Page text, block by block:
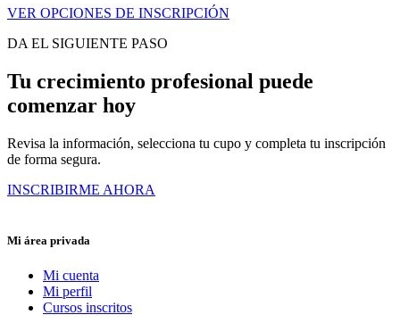
VER OPCIONES DE INSCRIPCIÓN
DA EL SIGUIENTE PASO
Tu crecimiento profesional puede
comenzar hoy
Revisa la información, selecciona tu cupo y completa tu inscripción
de forma segura.
INSCRIBIRME AHORA
Mi área privada
Mi cuenta
Mi perfil
Cursos inscritos